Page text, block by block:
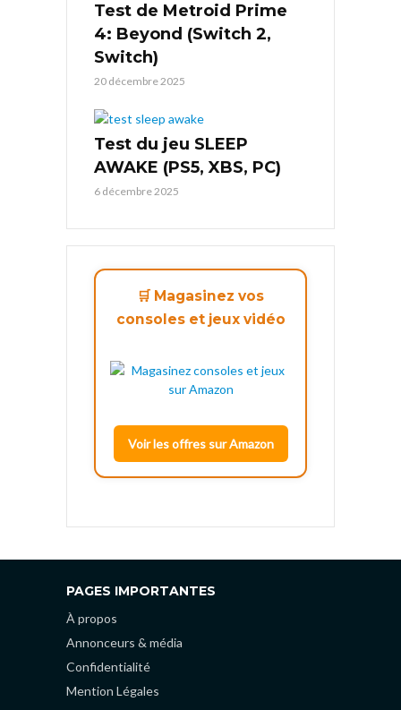
Test de Metroid Prime
4: Beyond (Switch 2,
Switch)
20 décembre 2025
Test du jeu SLEEP
AWAKE (PS5, XBS, PC)
6 décembre 2025
🛒 Magasinez vos
consoles et jeux vidéo
Voir les offres sur Amazon
PAGES IMPORTANTES
À propos
Annonceurs & média
Confidentialité
Mention Légales